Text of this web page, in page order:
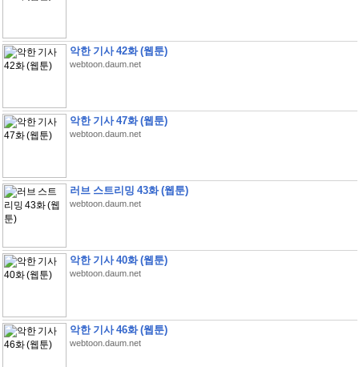
악한 기사 42화 (웹툰)
webtoon.daum.net
악한 기사 47화 (웹툰)
webtoon.daum.net
러브 스트리밍 43화 (웹툰)
webtoon.daum.net
악한 기사 40화 (웹툰)
webtoon.daum.net
악한 기사 46화 (웹툰)
webtoon.daum.net